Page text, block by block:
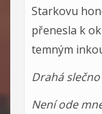
Starkovu
přenesla k
temným
Drahá slečno
Není ode